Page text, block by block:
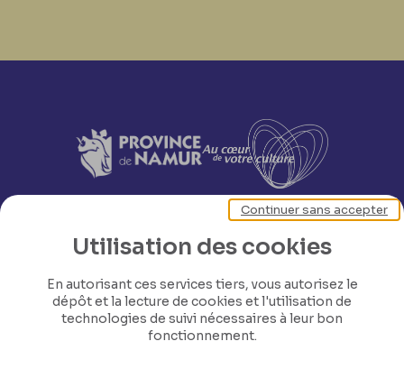
Utilisation des cookies
En autorisant ces services tiers, vous autorisez le
dépôt et la lecture de cookies et l'utilisation de
technologies de suivi nécessaires à leur bon
fonctionnement.
Continuer sans accepter